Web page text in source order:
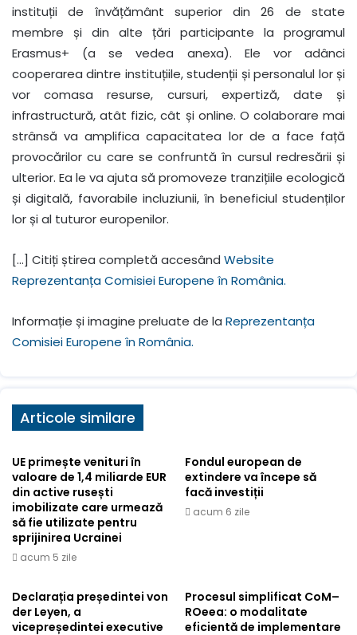
instituții de învățământ superior din 26 de state
membre și din alte țări participante la programul
Erasmus+ (a se vedea anexa). Ele vor adânci
cooperarea dintre instituțiile, studenții și personalul lor și
vor comasa resurse, cursuri, expertiză, date și
infrastructură, atât fizic, cât și online. O colaborare mai
strânsă va amplifica capacitatea lor de a face față
provocărilor cu care se confruntă în cursul redresării și
ulterior. Ea le va ajuta să promoveze tranzițiile ecologică
și digitală, favorabile incluziunii, în beneficiul studenților
lor și al tuturor europenilor.
[…] Citiți știrea completă accesând Website
Reprezentanța Comisiei Europene în România.
Informație și imagine preluate de la Reprezentanța
Comisiei Europene în România.
Articole similare
UE primește venituri în
valoare de 1,4 miliarde EUR
din active rusești
imobilizate care urmează
să fie utilizate pentru
sprijinirea Ucrainei
acum 5 zile
Fondul european de
extindere va începe să
facă investiții
acum 6 zile
Declarația președintei von
der Leyen, a
vicepreședintei executive
Procesul simplificat CoM–
ROeea: o modalitate
eficientă de implementare